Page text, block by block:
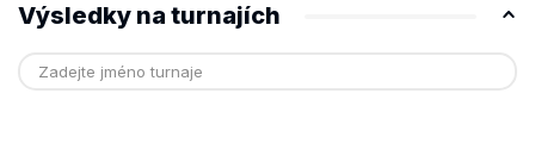
Výsledky na turnajích